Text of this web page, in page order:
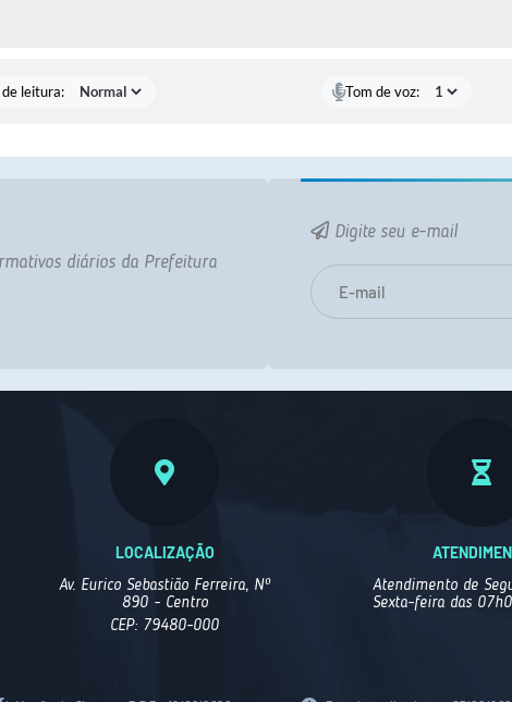
leitura: Tom de voz:
diários da Prefeitura
Digite seu e-mail
LOCALIZAÇÃO
Av. Eurico Sebastião Ferreira, Nº
890 - Centro
CEP: 79480-000
Atendimento de
Sexta-feira das